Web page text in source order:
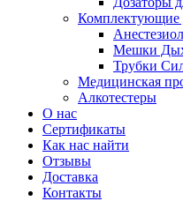
Комплектующие
Мешки
Трубки
Медицинская
Алкотестеры
О нас
Сертификаты
Как нас найти
Отзывы
Доставка
Контакты